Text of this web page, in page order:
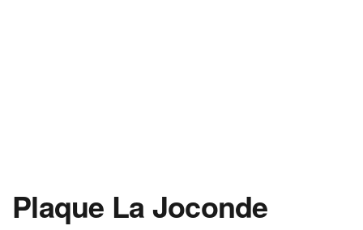
Plaque La Joconde